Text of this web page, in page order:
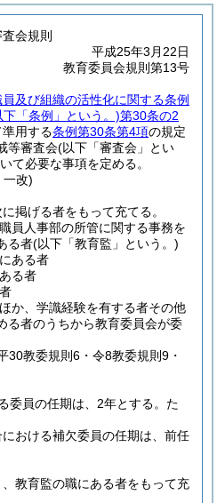
会規則
平成25年3月22日
教育委員会規則第13号
及び組織の活性化に関する条例
「条例」という。)第30条の2
用する条例第30条第4項の規定
等審査会(以下「審査会」とい
て必要な事項を定める。
一改)
掲げる者をもって充てる。
員人事部の所管に関する事務を
る者(以下「教育監」という。)
ある者
る者
か、学識経験を有する者その他
る者のうちから教育委員会が委
30教委規則6・令8教委規則9・
委員の任期は、2年とする。 た
おける補欠委員の任期は、前任
教育監の職にある者をもって充